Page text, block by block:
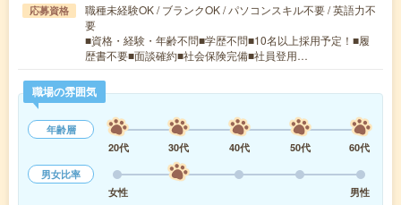
応募資格
職種未経験OK / ブランクOK / パソコンスキル不要 / 英語力不
要
■資格・経験・年齢不問■学歴不問■10名以上採用予定！■履
歴書不要■面談確約■社会保険完備■社員登用…
職場の雰囲気
年齢層
20代
30代 40代 50代
60代
男女比率
女性
男性